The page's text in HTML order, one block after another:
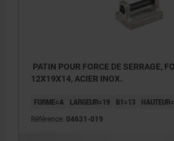
PATIN POUR FORCE DE SERRAGE,
12X19X14, ACIER INOX.
FORME=A LARGEUR=19 B1=13
Référence: 04631-019